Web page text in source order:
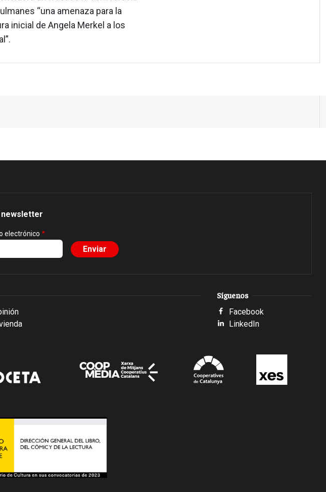
“una amenaza para la
inicial de Angela Merkel a los
newsletter
electrónico
Síguenos
Facebook
LinkedIn